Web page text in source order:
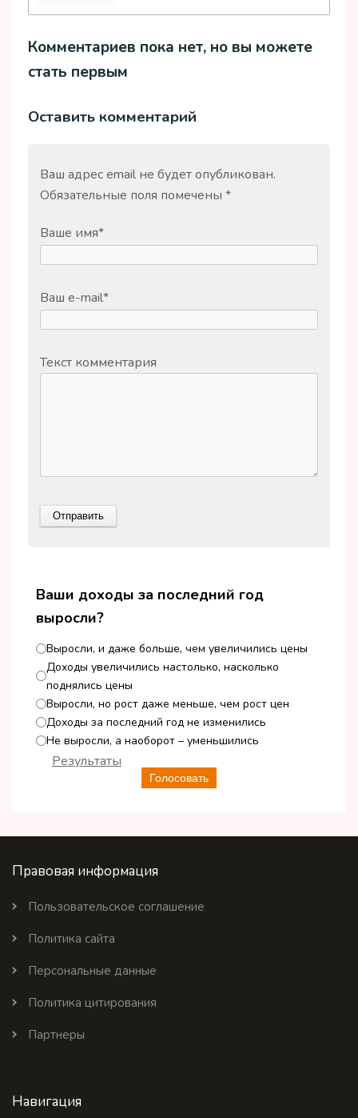
Комментариев пока нет, но вы можете
стать первым
Оставить комментарий
Ваш адрес email не будет опубликован.
Обязательные поля помечены *
Ваше имя*
Ваш e-mail*
Текст комментария
Ваши доходы за последний год
выросли?
Выросли, и даже больше, чем увеличились цены
Доходы увеличились настолько, насколько
поднялись цены
Выросли, но рост даже меньше, чем рост цен
Доходы за последний год не изменились
Не выросли, а наоборот – уменьшились
Голосовать
Результаты
Правовая информация
Пользовательское соглашение
Политика сайта
Персональные данные
Политика цитирования
Партнеры
Навигация